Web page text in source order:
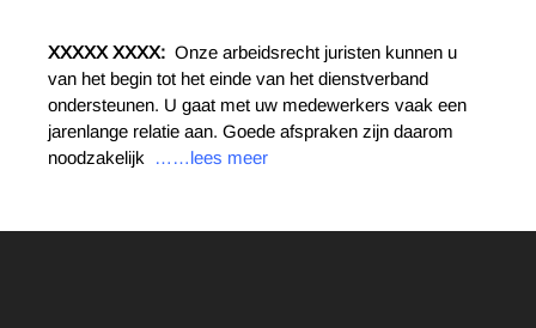
XXXXX XXXX: Onze arbeidsrecht juristen kunnen u
van het begin tot het einde van het dienstverband
ondersteunen. U gaat met uw medewerkers vaak een
jarenlange relatie aan. Goede afspraken zijn daarom
noodzakelijk ……lees meer